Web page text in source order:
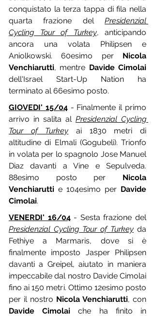
conquistato la terza tappa di fila nella
quarta frazione del Presidenzial
Cycling Tour of Turkey, anticipando
ancora una volata Philipsen e
Aniolkowski. 60esimo per Nicola
Venchiarutti, mentre Davide Cimolai
dell'Israel Start-Up Nation ha
terminato al 66esimo posto.
GIOVEDI' 15/04 - Finalmente il primo
arrivo in salita al Presidenzial Cycling
Tour of Turkey ai 1830 metri di
altitudine di Elmali (Gogubeli). Trionfo
in volata per lo spagnolo Jose Manuel
Diaz davanti a Vine e Sepulveda.
88esimo posto per Nicola
Venchiarutti e 104esimo per Davide
Cimolai.
VENERDI' 16/04
- Sesta frazione del
Presidenzial Cycling Tour of Turkey da
Fethiye a Marmaris, dove si è
finalmente imposto Jasper Philipsen
davanti a Greipel, aiutato in maniera
impeccabile dal nostro Davide Cimolai
fino ai 150 metri. Ottimo 12esimo posto
per il nostro Nicola Venchiarutti
Davide Cimolai che ha finito in